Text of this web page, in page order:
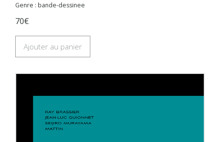
Genre : bande-dessinee
70€
Ajouter au panier